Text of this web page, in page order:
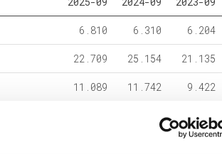
6.810 6.310 6.204
22.709 25.154 21.135
11.089 11.742 9.422
-